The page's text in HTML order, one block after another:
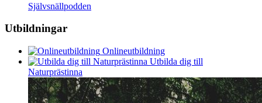
Självsnällpodden
Utbildningar
Onlineutbildning
Utbilda dig till
Naturprästinna